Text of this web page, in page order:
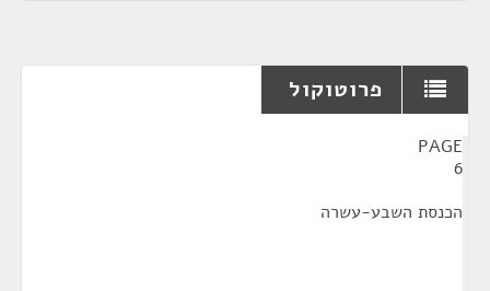
פרוטוקול
PAGE
6
הכנסת השבע-עשרה